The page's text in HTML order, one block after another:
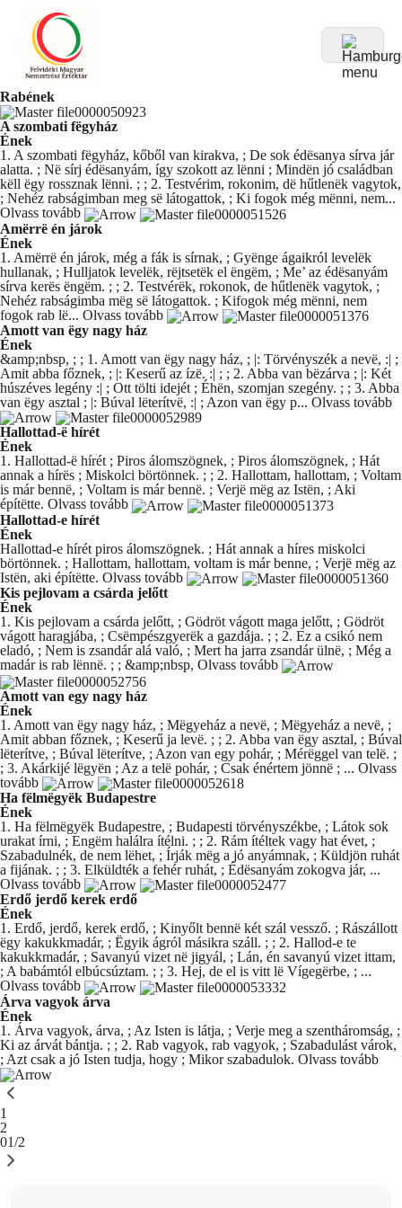
Rabének
A szombati fëgyház
Ének
1. A szombati fëgyház, kőből van kirakva, ; De sok édësanya sírva jár
alatta. ; Në sírj édësanyám, így szokott az lënni ; Mindën jó családban
këll ëgy rossznak lënni. ; ; 2. Testvérim, rokonim, dë hűtlenëk vagytok,
; Nehéz rabságimban meg së látogattok, ; Ki fogok még mënni, nem...
Olvass tovább
Amërrë én járok
Ének
1. Amërrë én járok, még a fák is sírnak, ; Gyënge ágaikról levelëk
hullanak, ; Hulljatok levelëk, rëjtsetëk el ëngëm, ; Me’ az édësanyám
sírva kerës ëngëm. ; ; 2. Testvérëk, rokonok, de hűtlenëk vagytok, ;
Nehéz rabságimba mëg së látogattok. ; Kifogok még mënni, nem
fogok rab lë... Olvass tovább
Amott van ëgy nagy ház
Ének
&amp;nbsp, ; ; 1. Amott van ëgy nagy ház, ; |: Törvényszék a nevë, :| ;
Amit abba főznek, ; |: Keserű az ízë. :| ; ; 2. Abba van bëzárva ; |: Két
húszéves legény :| ; Ott tölti idejét ; Éhën, szomjan szegény. ; ; 3. Abba
van ëgy asztal ; |: Búval lëterítvë, :| ; Azon van ëgy p... Olvass tovább
Hallottad-ë hírét
Ének
1. Hallottad-ë hírét ; Piros álomszögnek, ; Piros álomszögnek, ; Hát
annak a hírës ; Miskolci börtönnek. ; ; 2. Hallottam, hallottam, ; Voltam
is már bennë, ; Voltam is már bennë. ; Verjë mëg az Istën, ; Aki
építëtte. Olvass tovább
Hallottad-e hírét
Ének
Hallottad-e hírét piros álomszögnek. ; Hát annak a híres miskolci
börtönnek. ; Hallottam, hallottam, voltam is már benne, ; Verjë mëg az
Istën, aki építëtte. Olvass tovább
Kis pejlovam a csárda jelőtt
Ének
1. Kis pejlovam a csárda jelőtt, ; Gödröt vágott maga jelőtt, ; Gödröt
vágott haragjába, ; Csëmpészgyerëk a gazdája. ; ; 2. Ez a csikó nem
eladó, ; Nem is zsandár alá való, ; Mert ha jarra zsandár ülnë, ; Még a
madár is rab lënnë. ; ; &amp;nbsp, Olvass tovább
Amott van egy nagy ház
Ének
1. Amott van ëgy nagy ház, ; Mëgyeház a nevë, ; Mëgyeház a nevë, ;
Amit abban főznek, ; Keserű ja levë. ; ; 2. Abba van ëgy asztal, ; Búval
lëterítve, ; Búval lëterítve, ; Azon van egy pohár, ; Mérëggel van telë. ;
; 3. Akárkijé lëgyën ; Az a telë pohár, ; Csak énértem jönnë ; ... Olvass
tovább
Ha fëlmëgyëk Budapestre
Ének
1. Ha fëlmëgyëk Budapestre, ; Budapesti törvényszékbe, ; Látok sok
urakat írni, ; Engëm halálra ítélni. ; ; 2. Rám ítéltek vagy hat évet, ;
Szabadulnék, de nem lëhet, ; Írják mëg a jó anyámnak, ; Küldjön ruhát
a fijának. ; ; 3. Elküldték a fehér ruhát, ; Édësanyám zokogva jár, ...
Olvass tovább
Erdő jerdő kerek erdő
Ének
1. Erdő, jerdő, kerek erdő, ; Kinyőlt bennë két szál vessző. ; Rászállott
ëgy kakukkmadár, ; Ëgyik ágról másikra száll. ; ; 2. Hallod-e te
kakukkmadár, ; Savanyú vizet në jigyál, ; Lán, én savanyú vizet ittam,
; A babámtól elbúcsúztam. ; ; 3. Hej, de el is vitt lë Vígegërbe, ; ...
Olvass tovább
Árva vagyok árva
Ének
1. Árva vagyok, árva, ; Az Isten is látja, ; Verje meg a szentháromság, ;
Ki az árvát bántja. ; ; 2. Rab vagyok, rab vagyok, ; Szabadulást várok,
; Azt csak a jó Isten tudja, hogy ; Mikor szabadulok. Olvass tovább
You're currently reading page
1
Oldal
2
01/2